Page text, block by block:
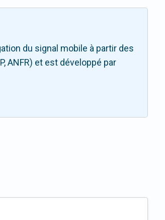
du signal mobile à partir des
ANFR) et est développé par